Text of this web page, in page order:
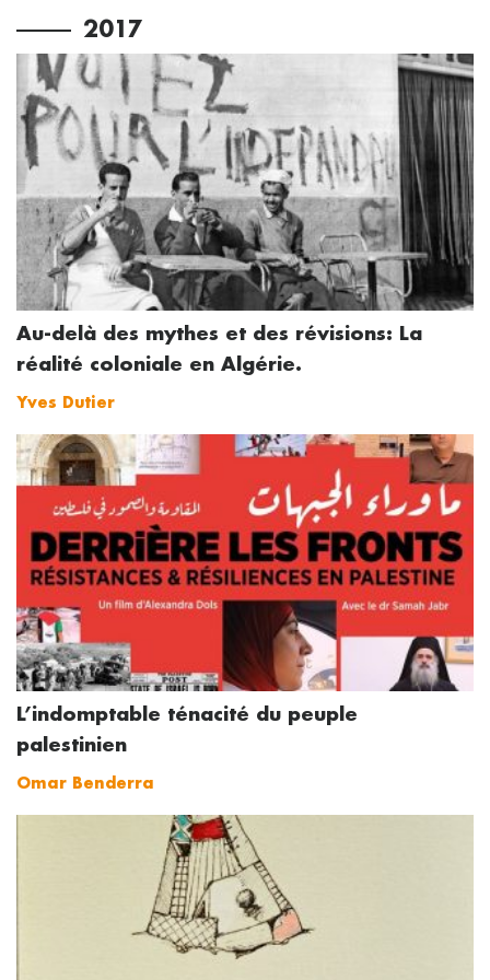
2017
Au-delà des mythes et des révisions: La
réalité coloniale en Algérie.
Yves Dutier
L’indomptable ténacité du peuple
palestinien
Omar Benderra